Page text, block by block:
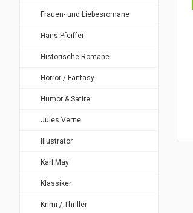
Frauen- und Liebesromane
Hans Pfeiffer
Historische Romane
Horror / Fantasy
Humor & Satire
Jules Verne
Illustrator
Karl May
Klassiker
Krimi / Thriller